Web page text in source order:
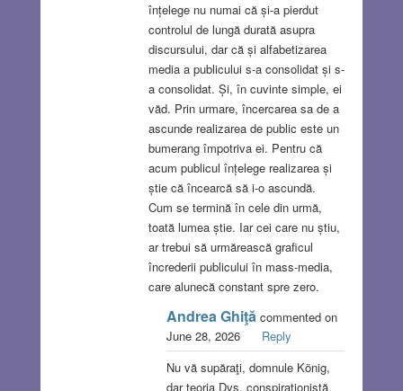
înțelege nu numai că și-a pierdut
controlul de lungă durată asupra
discursului, dar că și alfabetizarea
media a publicului s-a consolidat și s-
a consolidat. Și, în cuvinte simple, ei
văd. Prin urmare, încercarea sa de a
ascunde realizarea de public este un
bumerang împotriva ei. Pentru că
acum publicul înțelege realizarea și
știe că încearcă să i-o ascundă.
Cum se termină în cele din urmă,
toată lumea știe. Iar cei care nu știu,
ar trebui să urmărească graficul
încrederii publicului în mass-media,
care alunecă constant spre zero.
Andrea Ghiţă commented on
June 28, 2026
Reply
Nu vă supăraţi, domnule König,
dar teoria Dvs. conspiraţionistă